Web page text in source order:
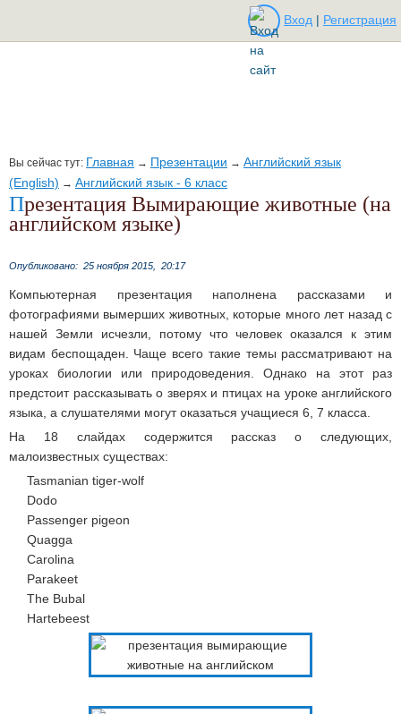
Вход | Регистрация
Вы сейчас тут: Главная → Презентации → Английский язык
(English) → Английский язык - 6 класс
Презентация Вымирающие животные (на
английском языке)
Опубликовано: 25 ноября 2015, 20:17
Компьютерная презентация наполнена рассказами и
фотографиями вымерших животных, которые много лет назад с
нашей Земли исчезли, потому что человек оказался к этим
видам беспощаден. Чаще всего такие темы рассматривают на
уроках биологии или природоведения. Однако на этот раз
предстоит рассказывать о зверях и птицах на уроке английского
языка, а слушателями могут оказаться учащиеся 6, 7 класса.
На 18 слайдах содержится рассказ о следующих,
малоизвестных существах:
Tasmanian tiger-wolf
Dodo
Passenger pigeon
Quagga
Carolina
Parakeet
The Bubal
Hartebeest